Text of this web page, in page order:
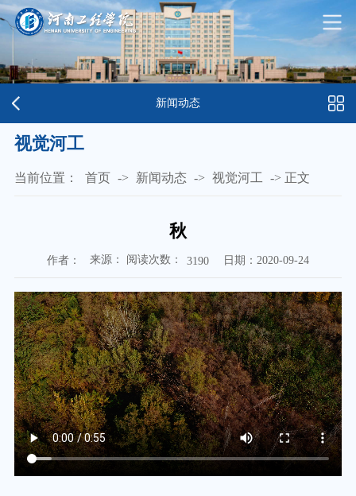
新闻动态
视觉河工
当前位置： 首页 -> 新闻动态 -> 视觉河工 -> 正文
秋
作者： 来源： 阅读次数： 3190 日期：2020-09-24